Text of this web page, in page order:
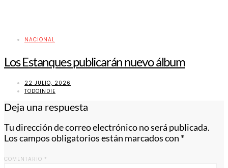
NACIONAL
Los Estanques publicarán nuevo álbum
22 JULIO, 2026
TODOINDIE
Deja una respuesta
Tu dirección de correo electrónico no será publicada.
Los campos obligatorios están marcados con *
COMENTARIO *